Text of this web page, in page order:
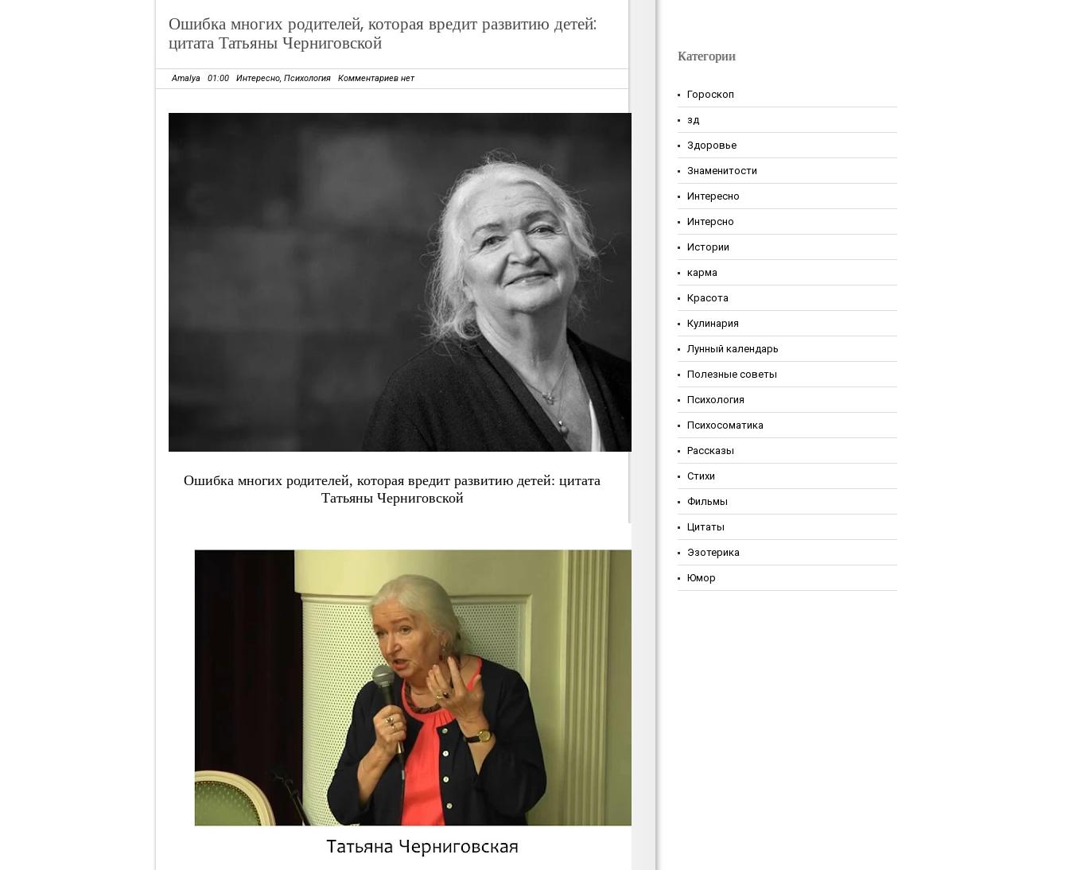
Ошибка многих родителей, которая вредит развитию детей:
цитата Татьяны Черниговской
Amalya 01:00 Интересно, Психология Комментариев нет
Ошибка многих родителей, которая вредит развитию детей: цитата
Татьяны Черниговской
Категории
Гороскоп
зд
Здоровье
Знаменитости
Интересно
Интерсно
Истории
карма
Красота
Кулинария
Лунный календарь
Полезные советы
Психология
Психосоматика
Рассказы
Стихи
Фильмы
Цитаты
Эзотерика
Юмор